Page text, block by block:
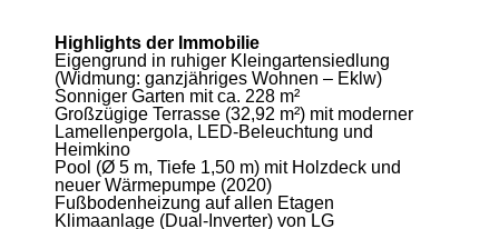
Highlights der Immobilie
Eigengrund in ruhiger Kleingartensiedlung
(Widmung: ganzjähriges Wohnen – Eklw)
Sonniger Garten mit ca. 228 m²
Großzügige Terrasse (32,92 m²) mit moderner
Lamellenpergola, LED-Beleuchtung und
Heimkino
Pool (Ø 5 m, Tiefe 1,50 m) mit Holzdeck und
neuer Wärmepumpe (2020)
Fußbodenheizung auf allen Etagen
Klimaanlage (Dual-Inverter) von LG